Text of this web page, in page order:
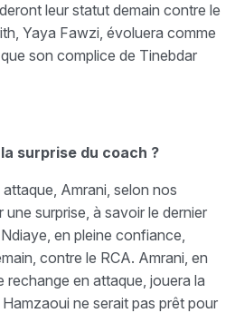
leur statut demain contre le
Yaya Fawzi, évoluera comme
son complice de Tinebdar
surprise du coach ?
Amrani, selon nos
surprise, à savoir le dernier
en pleine confiance,
contre le RCA. Amrani, en
rechange en attaque, jouera la
ne serait pas prêt pour